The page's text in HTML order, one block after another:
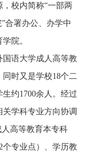
校内简称“一部两
合署办公、办学中
院。
语大学成人高等教
时又是学校18个二
约1700余人。经过
学科专业方向协调
高等教育本专科
个专业点）、学历教